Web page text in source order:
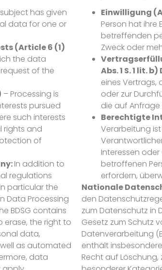
has given
data for one or
(Article 6 (1)
the data
of the
– Processing is
pursued
such interests
rights and
of
In addition to
regulations
particular the
Data Processing
BDSG contains
erase, the right to
data,
as automated
data
Einwilligung
Person hat ihre
betreffenden
Zweck oder
Abs. 1 S. 1 lit. b)
eines Vertrags,
oder zur
die auf
Berechtigte
Verarbeitung
Interessen
betroffenen
erfordern,
Nationale
den
zum Datenschutz in
Gesetz zum Schutz
Datenverarbeitung
enthält
Recht auf